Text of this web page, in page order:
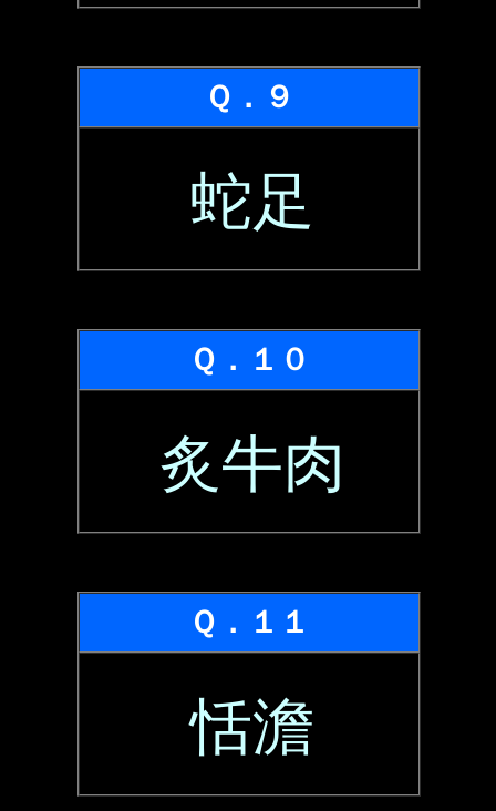
Ｑ．９
蛇足
Ｑ．１０
炙牛肉
Ｑ．１１
恬澹